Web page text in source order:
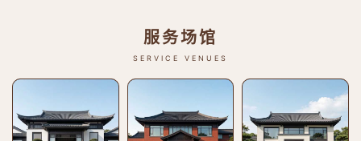
服务场馆
SERVICE VENUES